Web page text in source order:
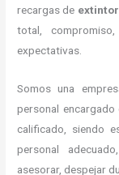
recargas de
total,
expectativas.
Somos una
personal
calificado, siendo
personal
asesorar, despejar